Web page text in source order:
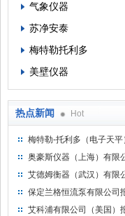
气象仪器
苏净安泰
梅特勒托利多
美壁仪器
热点新闻 Hot
梅特勒-托利多（电子天平
单
奥豪斯仪器（上海）有限
价单
艾德姆衡器（武汉）有限
价单
保定兰格恒流泵有限公司
艾科浦有限公司（美国）